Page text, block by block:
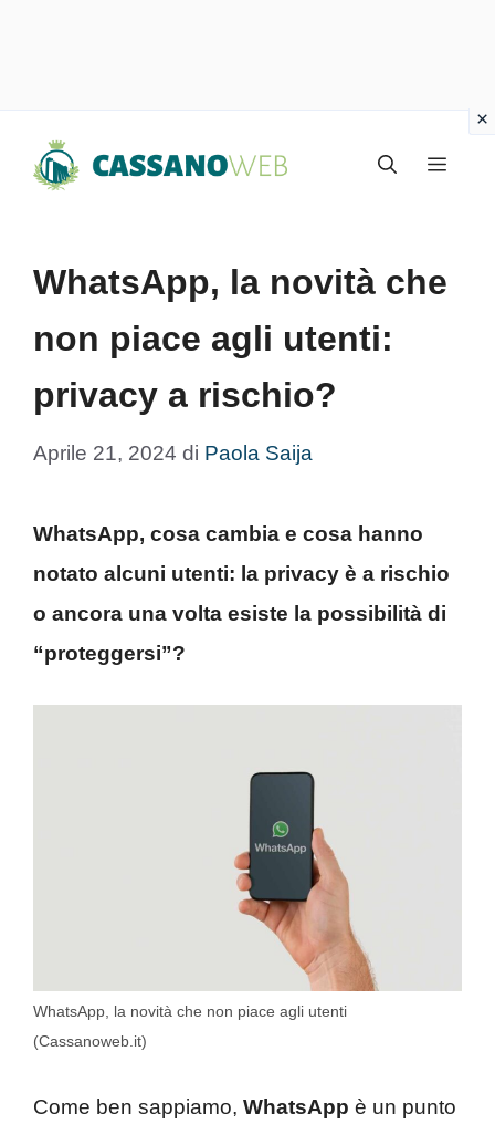
Menu
WhatsApp, la novità che
non piace agli utenti:
privacy a rischio?
Aprile 21, 2024 di Paola Saija
WhatsApp, cosa cambia e cosa hanno
notato alcuni utenti: la privacy è a rischio
o ancora una volta esiste la possibilità di
“proteggersi”?
WhatsApp, la novità che non piace agli utenti
(Cassanoweb.it)
Come ben sappiamo, WhatsApp è un punto